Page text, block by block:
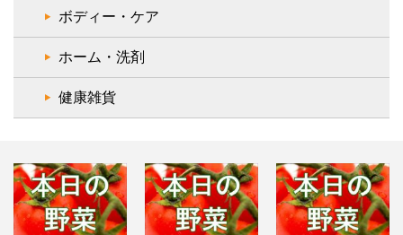
ボディー・ケア
ホーム・洗剤
健康雑貨